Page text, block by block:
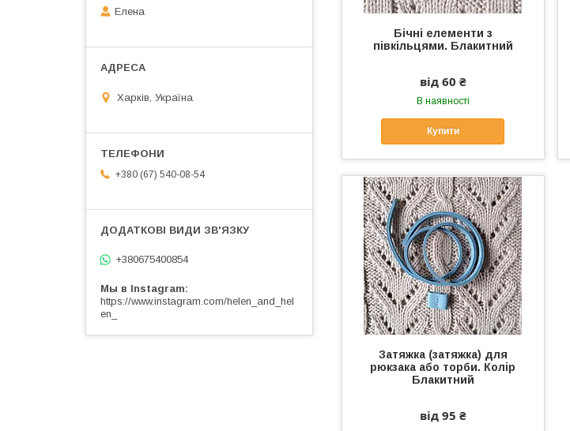
Бічні елементи з
півкільцями. Блакитний
від 60 ₴
В наявності
Купити
Затяжка (затяжка) для
рюкзака або торби. Колір
Блакитний
від 95 ₴
Елена
Харків, Україна
+380 (67) 540-08-54
+380675400854
Мы в Instagram
https://www.instagram.com/helen_and_hel
en_